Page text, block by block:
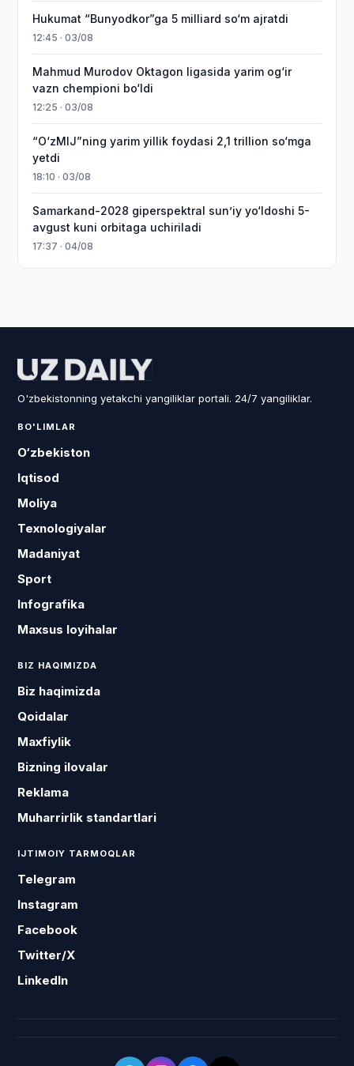
Hukumat “Bunyodkor”ga 5 milliard so‘m ajratdi
12:45 · 03/08
Mahmud Murodov Oktagon ligasida yarim og‘ir
vazn chempioni bo‘ldi
12:25 · 03/08
“O‘zMIJ”ning yarim yillik foydasi 2,1 trillion so‘mga
yetdi
18:10 · 03/08
Samarkand-2028 giperspektral sun’iy yo‘ldoshi 5-
avgust kuni orbitaga uchiriladi
17:37 · 04/08
O'zbekistonning yetakchi yangiliklar portali. 24/7 yangiliklar.
BO'LIMLAR
O‘zbekiston
Iqtisod
Moliya
Texnologiyalar
Madaniyat
Sport
Infografika
Maxsus loyihalar
BIZ HAQIMIZDA
Biz haqimizda
Qoidalar
Maxfiylik
Bizning ilovalar
Reklama
Muharrirlik standartlari
IJTIMOIY TARMOQLAR
Telegram
Instagram
Facebook
Twitter/X
LinkedIn